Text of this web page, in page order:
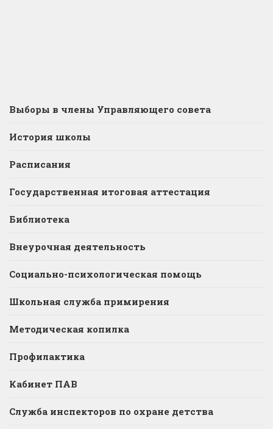
Выборы в члены Управляющего совета
История школы
Расписания
Государственная итоговая аттестация
Библиотека
Внеурочная деятельность
Социально-психологическая помощь
Школьная служба примирения
Методическая копилка
Профилактика
Кабинет ПАВ
Служба инспекторов по охране детства